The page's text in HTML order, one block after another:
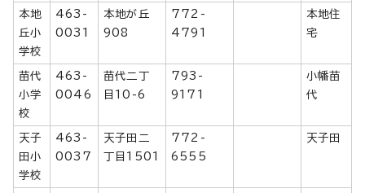
本地
丘小
学校
463-
0031
本地が丘
908
772-
4791
本地住
宅
苗代
小学
校
463-
0046
苗代二丁
目10-6
793-
9171
小幡苗
代
天子
田小
学校
463-
0037
天子田二
丁目1501
772-
6555
天子田